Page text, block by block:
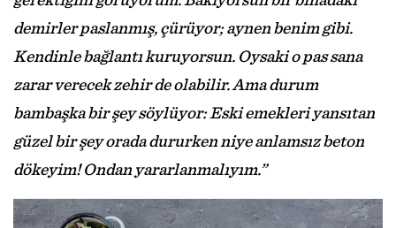
demirler paslanmış, çürüyor; aynen benim gibi.
Kendinle bağlantı kuruyorsun. Oysaki o pas sana
zarar verecek zehir de olabilir. Ama durum
bambaşka bir şey söylüyor: Eski emekleri yansıtan
güzel bir şey orada dururken niye anlamsız beton
dökeyim! Ondan yararlanmalıyım.”